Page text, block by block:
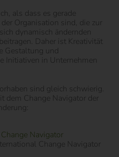
als dass es gerade
Organisation sind, die zur
dynamisch ändernden
Daher ist Kreativität
Gestaltung und
Initiativen in Unternehmen
sind gleich schwierig.
dem Change Navigator der
Change Navigator